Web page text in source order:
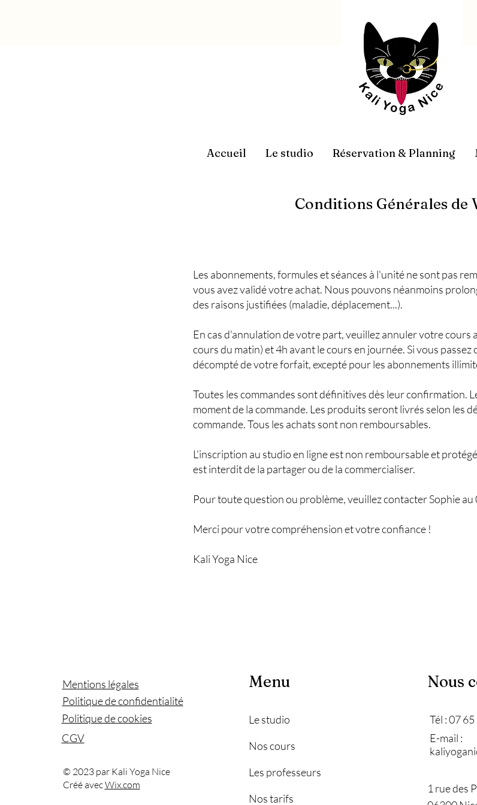
Accueil Le studio Réservation & Planning
Conditions Générales de
Les abonnements, formules et séances à l'unité ne sont pas
vous avez validé votre achat. Nous pouvons néanmoins
des raisons justifiées (maladie, déplacement...).
En cas d'annulation de votre part, veuillez annuler votre cours
cours du matin) et 4h avant le cours en journée. Si vous passez
décompté de votre forfait, excepté pour les abonnements
Toutes les commandes sont définitives dès leur confirmation.
moment de la commande. Les produits seront livrés selon les
commande. Tous les achats sont non remboursables.
L'inscription au studio en ligne est non remboursable et
est interdit de la partager ou de la commercialiser.
Pour toute question ou problème, veuillez contacter Sophie au
Merci pour votre compréhension et votre confiance !
Kali Yoga Nice
Mentions légales
Politique de confidentialité
Politique de cookies
CGV
© 2023 par Kali Yoga Nice
Créé avecWix.com
Menu
Le studio
Nos cours
Les professeurs
Nos tarifs
Nous
Tél : 07
E-mail :
1 rue des